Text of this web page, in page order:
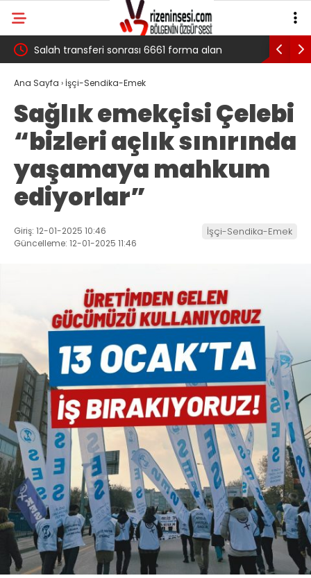
Salah transferi sonrası 6661 forma alan
belediye başkanına ‘Kimin parasıyla’ sorusu
Pazarlı
Ana Sayfa › İşçi-Sendika-Emek
Sağlık emekçisi Çelebi
“bizleri açlık sınırında
yaşamaya mahkum
ediyorlar”
Giriş: 12-01-2025 10:46
Güncelleme: 12-01-2025 11:46
İşçi-Sendika-Emek